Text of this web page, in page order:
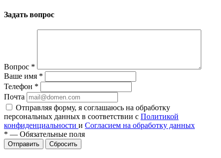
Задать вопрос
Вопрос *
Ваше имя *
Телефон *
Почта
Отправляя форму, я соглашаюсь на обработку
персональных данных в соответствии с Политикой
конфиденциальности и Согласием на обработку данных
* — Обязательные поля
Сбросить